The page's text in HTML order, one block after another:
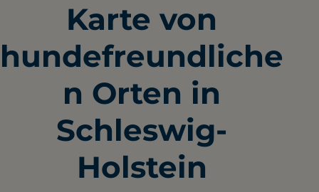
Karte von
hundefreundliche
n Orten in
Schleswig-
Holstein